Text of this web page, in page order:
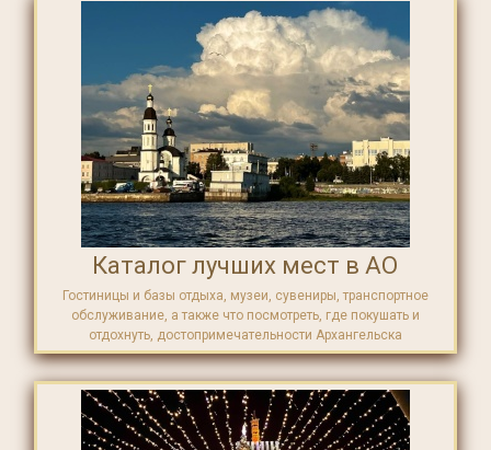
Каталог лучших мест в АО
Гостиницы и базы отдыха, музеи, сувениры, транспортное
обслуживание, а также что посмотреть, где покушать и
отдохнуть, достопримечательности Архангельска